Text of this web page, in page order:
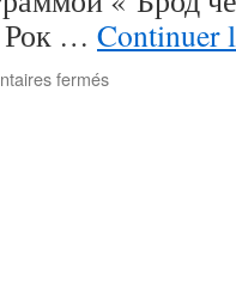
Рок … Continuer
ferméssur